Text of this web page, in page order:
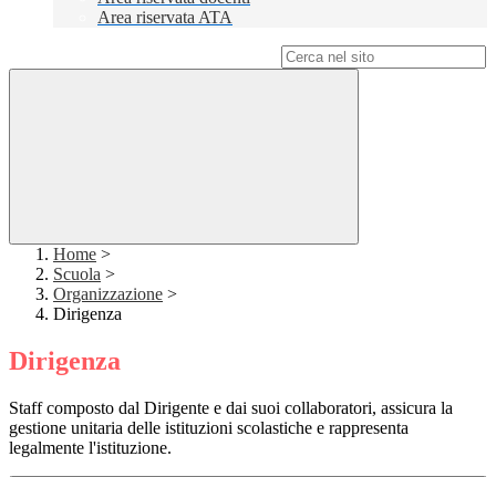
Area riservata ATA
Home >
Scuola >
Organizzazione >
Dirigenza
Dirigenza
Staff composto dal Dirigente e dai suoi collaboratori, assicura la
gestione unitaria delle istituzioni scolastiche e rappresenta
legalmente l'istituzione.